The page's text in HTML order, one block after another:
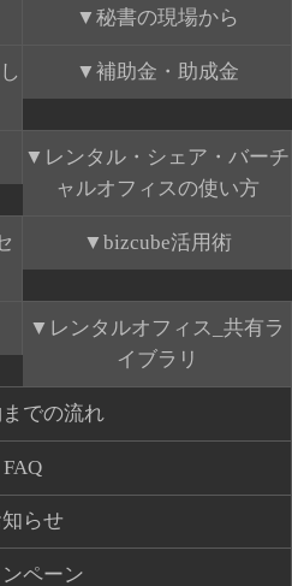
秘書の現場から
補助金・助成金
レンタル・シェア・バーチ
ャルオフィスの使い方
bizcube活用術
レンタルオフィス_共有ラ
イブラリ
での流れ
FAQ
らせ
ペーン